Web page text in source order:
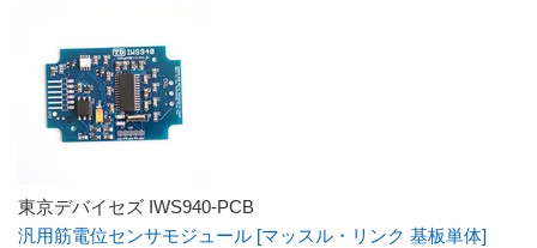
東京デバイセズ IWS940-PCB
汎用筋電位センサモジュール [マッスル・リンク 基板単体]